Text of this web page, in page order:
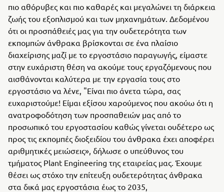
πιο αθόρυβες και πιο καθαρές και μεγαλώνει τη διάρκεια
ζωής του εξοπλισμού και των μηχανημάτων. Δεδομένου
ότι οι προσπάθειές μας για την ουδετερότητα των
εκπομπών άνθρακα βρίσκονται σε ένα πλαίσιο
διαχείρισης μαζί με το εργοστάσιο παραγωγής, είμαστε
στην ευχάριστη θέση να ακούμε τους εργαζόμενους που
αισθάνονται καλύτερα με την εργασία τους στο
εργοστάσιο να λένε, "Είναι πιο άνετα τώρα, σας
ευχαριστούμε! Είμαι εξίσου χαρούμενος που ακούω ότι η
ανατροφοδότηση των προσπαθειών μας από το
προσωπικό του εργοστασίου καθώς γίνεται ουδέτερο ως
προς τις εκπομπές διοξειδίου του άνθρακα έχει αποφέρει
αριθμητικές μειώσεις», δήλωσε ο υπεύθυνος του
τμήματος Plant Engineering της εταιρείας μας. Έχουμε
θέσει ως στόχο την επίτευξη ουδετερότητας άνθρακα
στα δικά μας εργοστάσια έως το 2035,